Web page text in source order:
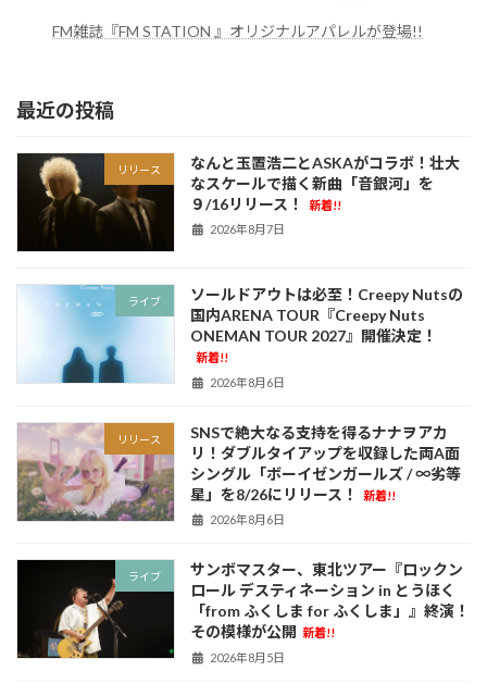
FM雑誌『FM STATION 』オリジナルアパレルが登場!!
最近の投稿
リリース
なんと玉置浩二とASKAがコラボ！壮大
なスケールで描く新曲「音銀河」を
９/16リリース！
新着!!
2026年8月7日
ライブ
ソールドアウトは必至！Creepy Nutsの
国内ARENA TOUR『Creepy Nuts
ONEMAN TOUR 2027』開催決定！
新着!!
2026年8月6日
リリース
SNSで絶大なる支持を得るナナヲアカ
リ！ダブルタイアップを収録した両A面
シングル「ボーイゼンガールズ / ∞劣等
星」を8/26にリリース！
新着!!
2026年8月6日
ライブ
サンボマスター、東北ツアー『ロックン
ロール デスティネーション in とうほく
「from ふくしま for ふくしま」』終演！
その模様が公開 新着!!
2026年8月5日